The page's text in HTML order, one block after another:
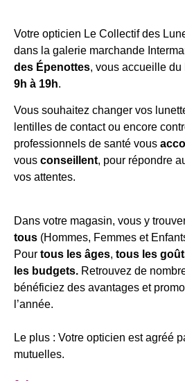
Votre opticien Le Collectif des
dans la galerie marchande
des Épenottes, vous accueille du
9h à 19h.
Vous souhaitez changer vos
lentilles de contact ou encore
professionnels de santé vous
vous conseillent, pour répondre
vos attentes.
Dans votre magasin, vous y
tous (Hommes, Femmes et
Pour tous les âges, tous les
les budgets. Retrouvez de
bénéficiez des avantages et
l’année.
Le plus : Votre opticien est agréé
mutuelles.